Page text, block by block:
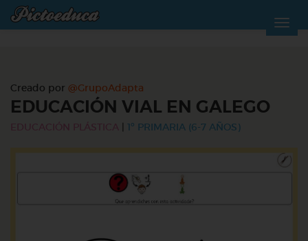
Creado por @GrupoAdapta
EDUCACIÓN VIAL EN GALEGO
EDUCACIÓN PLÁSTICA 1º PRIMARIA (6-7 AÑOS)